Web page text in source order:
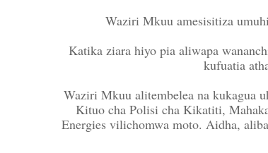
Waziri Mkuu amesisitiza
Katika ziara hiyo pia aliwapa
kufuatia
Waziri Mkuu alitembelea na kukagua
Kituo cha Polisi cha Kikatiti,
Energies vilichomwa moto. Aidha,